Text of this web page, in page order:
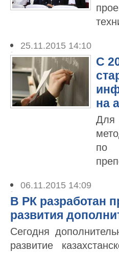
25.11.2015 14:10
С
на
Для
по
06.11.2015 14:09
В РК разработан
развития
Сегодня
развитие